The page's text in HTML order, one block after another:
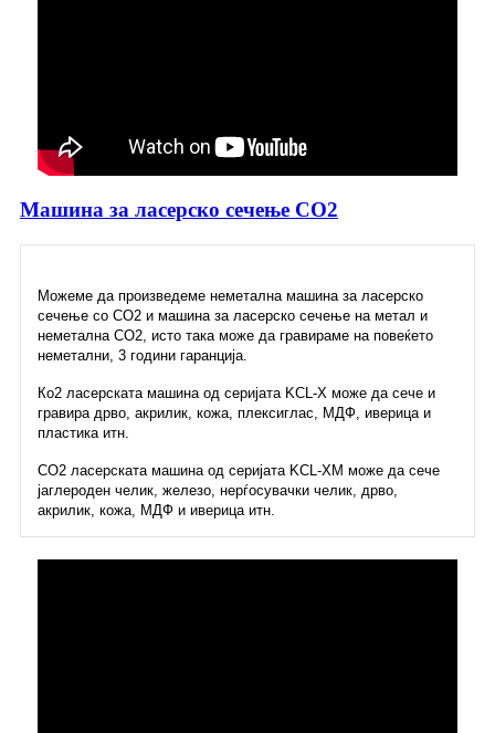
Машина за ласерско сечење CO2
Можеме да произведеме неметална машина за ласерско
сечење со CO2 и машина за ласерско сечење на метал и
неметална CO2, исто така може да гравираме на повеќето
неметални, 3 години гаранција.
Ко2 ласерската машина од серијата KCL-X може да сече и
гравира дрво, акрилик, кожа, плексиглас, МДФ, иверица и
пластика итн.
СО2 ласерската машина од серијата KCL-XM може да сече
јаглероден челик, железо, нерѓосувачки челик, дрво,
акрилик, кожа, МДФ и иверица итн.